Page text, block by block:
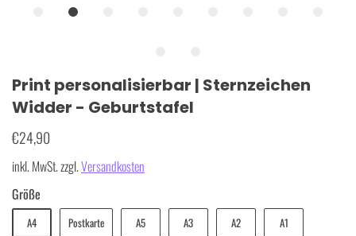
Print personalisierbar | Sternzeichen
Widder - Geburtstafel
€24,90
inkl. MwSt. zzgl.Versandkosten
Größe
A4 Postkarte A5 A3 A2 A1